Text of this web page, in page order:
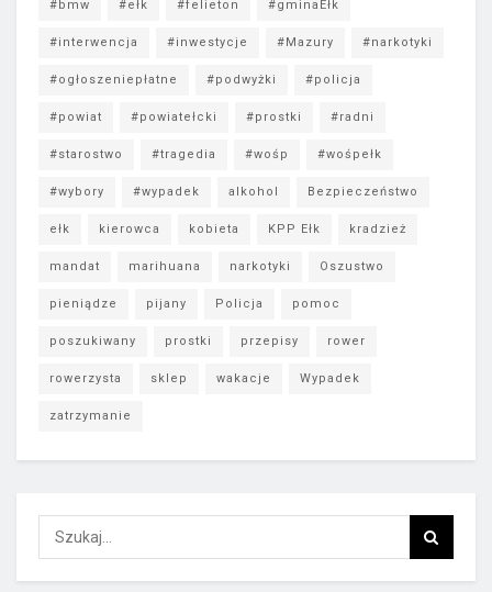
#bmw #ełk #felieton #gminaEłk
#interwencja #inwestycje #Mazury #narkotyki
#ogłoszeniepłatne #podwyżki #policja
#powiat #powiatełcki #prostki #radni
#starostwo #tragedia #wośp #wośpełk
#wybory #wypadek alkohol Bezpieczeństwo
ełk kierowca kobieta KPP Ełk kradzież
mandat marihuana narkotyki Oszustwo
pieniądze pijany Policja pomoc
poszukiwany prostki przepisy rower
rowerzysta sklep wakacje Wypadek
zatrzymanie